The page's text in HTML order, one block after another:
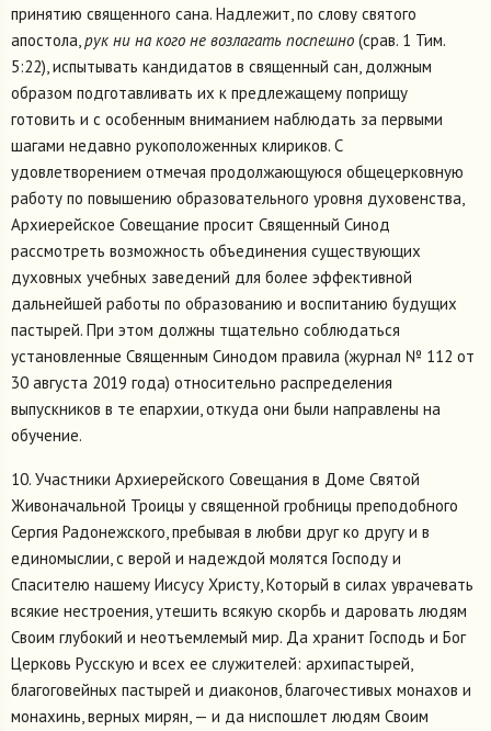
принятию священного сана. Надлежит, по слову святого
апостола,рук ни на кого не возлагать поспешно (срав. 1 Тим.
5:22), испытывать кандидатов в священный сан, должным
образом подготавливать их к предлежащему поприщу
готовить и с особенным вниманием наблюдать за первыми
шагами недавно рукоположенных клириков. С
удовлетворением отмечая продолжающуюся общецерковную
работу по повышению образовательного уровня духовенства,
Архиерейское Совещание просит Священный Синод
рассмотреть возможность объединения существующих
духовных учебных заведений для более эффективной
дальнейшей работы по образованию и воспитанию будущих
пастырей. При этом должны тщательно соблюдаться
установленные Священным Синодом правила (журнал № 112 от
30 августа 2019 года) относительно распределения
выпускников в те епархии, откуда они были направлены на
обучение.
10. Участники Архиерейского Совещания в Доме Святой
Живоначальной Троицы у священной гробницы преподобного
Сергия Радонежского, пребывая в любви друг ко другу и в
единомыслии, с верой и надеждой молятся Господу и
Спасителю нашему Иисусу Христу, Который в силах уврачевать
всякие нестроения, утешить всякую скорбь и даровать людям
Своим глубокий и неотъемлемый мир. Да хранит Господь и Бог
Церковь Русскую и всех ее служителей: архипастырей,
благоговейных пастырей и диаконов, благочестивых монахов и
монахинь, верных мирян, — и да ниспошлет людям Своим